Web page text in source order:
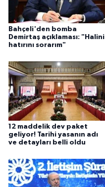
Bahçeli'den bomba
Demirtaş açıklaması: "Halini
hatırını sorarım"
12 maddelik dev paket
geliyor! Tarihi yasanın adı
ve detayları belli oldu